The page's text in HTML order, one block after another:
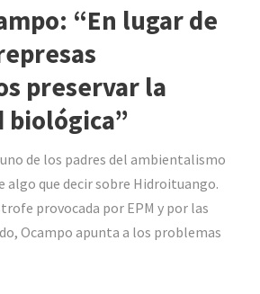
“En lugar de
preservar la
biológica”
de los padres del ambientalismo
algo que decir sobre Hidroituango.
provocada por EPM y por las
Ocampo apunta a los problemas